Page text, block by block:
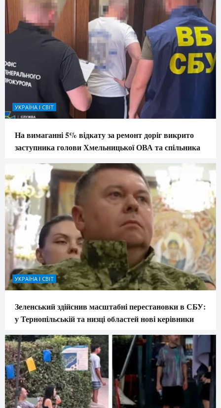
УКРАЇНА І СВІТ
На вимаганні 5% відкату за ремонт доріг викрито
заступника голови Хмельницької ОВА та спільника
УКРАЇНА І СВІТ
Зеленський здійснив масштабні перестановки в СБУ:
у Тернопільській та низці областей нові керівники